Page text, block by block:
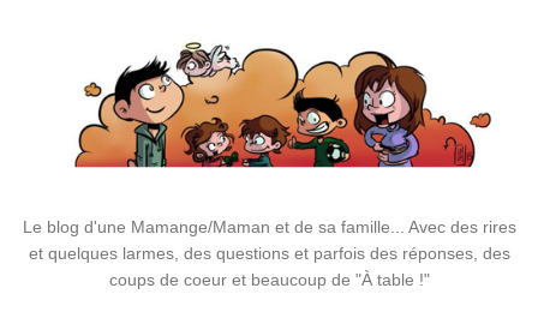
Le blog d'une Mamange/Maman et de sa famille... Avec des rires
et quelques larmes, des questions et parfois des réponses, des
coups de coeur et beaucoup de "À table !"